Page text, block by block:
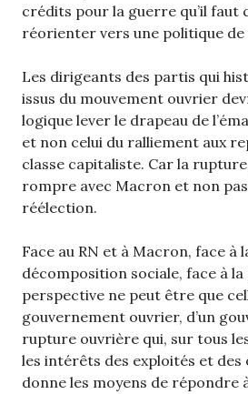
crédits pour la guerre qu’il faut
réorienter vers une politique
Les dirigeants des partis qui
issus du mouvement ouvrier
logique lever le drapeau de
et non celui du ralliement aux
classe capitaliste. Car la
rompre avec Macron et non
réélection.
Face au RN et à Macron, face à
décomposition sociale, face à
perspective ne peut être que
gouvernement ouvrier, d’un
rupture ouvrière qui, sur tous
les intérêts des exploités et des
donne les moyens de répondre